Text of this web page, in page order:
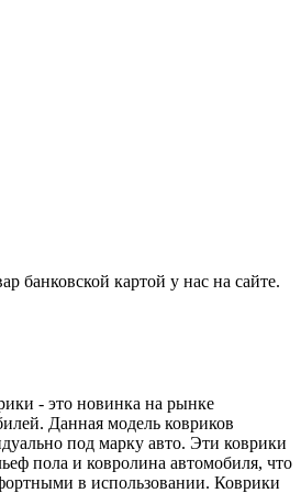
банковской картой у нас на сайте.
- это новинка на рынке
Данная модель ковриков
под марку авто. Эти коврики
пола и ковролина автомобиля, что
в использовании. Коврики